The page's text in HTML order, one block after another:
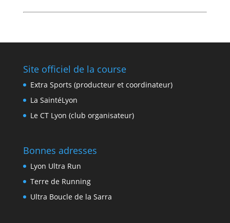
Site officiel de la course
Extra Sports (producteur et coordinateur)
La SaintéLyon
Le CT Lyon (club organisateur)
Bonnes adresses
Lyon Ultra Run
Terre de Running
Ultra Boucle de la Sarra